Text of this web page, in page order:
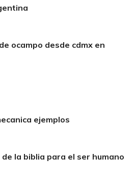
ocampo desde cdmx en
ejemplos
la biblia para el ser humano